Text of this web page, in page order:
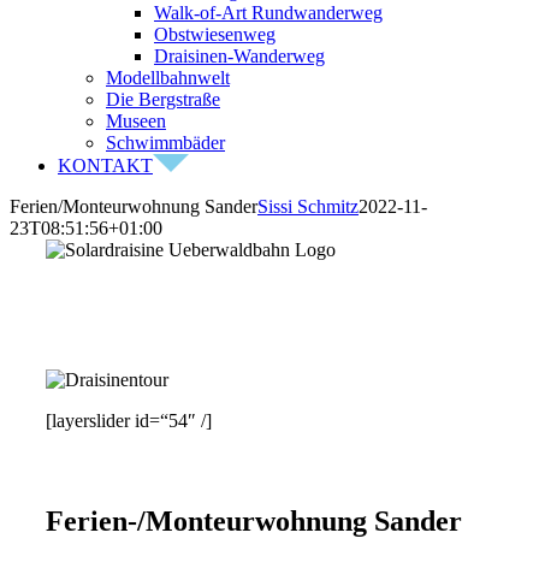
Walk-of-Art Rundwanderweg
Obstwiesenweg
Draisinen-Wanderweg
Modellbahnwelt
Die Bergstraße
Museen
Schwimmbäder
KONTAKT
Ferien/Monteurwohnung SanderSissi Schmitz2022-11-
23T08:51:56+01:00
[layerslider id=“54″ /]
Ferien-/Monteurwohnung Sander